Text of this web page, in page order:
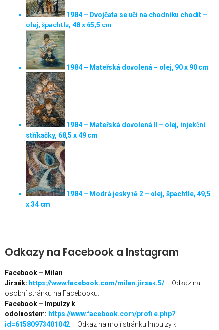
1984 – Dvojčata se učí na chodníku chodit –
olej, špachtle, 48 x 65,5 cm
1984 – Mateřská dovolená – olej, 90 x 90 cm
1984 – Mateřská dovolená II – olej, injekční
stříkačky, 68,5 x 49 cm
1984 – Modrá jeskyně 2 – olej, špachtle, 49,5
x 34 cm
Odkazy na Facebook a Instagram
Facebook – Milan
Jirsák: https://www.facebook.com/milan.jirsak.5/ – Odkaz na
osobní stránku na Facebooku.
Facebook – Impulzy k
odolnostem: https://www.facebook.com/profile.php?
id=61580973401042 – Odkaz na mojí stránku Impulzy k